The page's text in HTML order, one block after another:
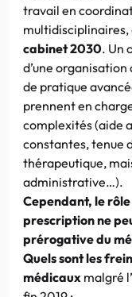
travail en
multidisciplinaires,
cabinet 2030. Un
d’une
de pratique
prennent en
complexités (aide
constantes, tenue
thérapeutique,
administrative…).
Cependant, le
prescription ne
prérogative du
Quels sont les
médicaux malgré